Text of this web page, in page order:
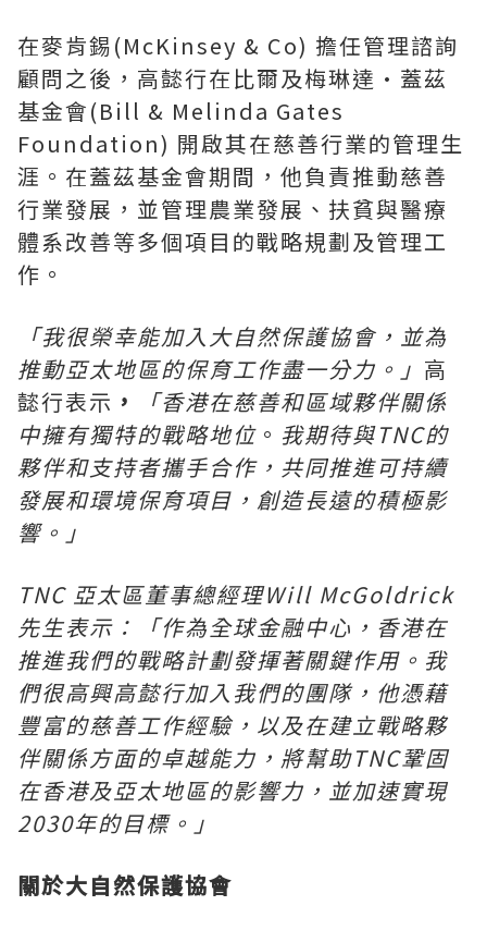
在麥肯錫(McKinsey & Co) 擔任管理諮詢
顧問之後，高懿行在比爾及梅琳達•蓋茲
基金會(Bill & Melinda Gates
Foundation) 開啟其在慈善行業的管理生
涯。在蓋茲基金會期間，他負責推動慈善
行業發展，並管理農業發展、扶貧與醫療
體系改善等多個項目的戰略規劃及管理工
作。
「我很榮幸能加入大自然保護協會，並為
推動亞太地區的保育工作盡一分力。」 高
懿行表示 ，
「香港在慈善和區域夥伴關係
中擁有獨特的戰略地位 。 我期待與TNC的
夥伴和支持者攜手合作，共同推進可持續
發展和環境保育項目，創造長遠的積極影
響。」
TNC 亞太區董事總經理Will McGoldrick
先生表示：「作為全球金融中心，香港在
推進我們的戰略計劃發揮著關鍵作用。我
們很高興高懿行加入我們的團隊，他憑藉
豐富的慈善工作經驗，以及在建立戰略夥
伴關係方面的卓越能力，將幫助TNC鞏固
在香港及亞太地區的影響力，並加速實現
2030年的目標。」
關於大自然保護協會